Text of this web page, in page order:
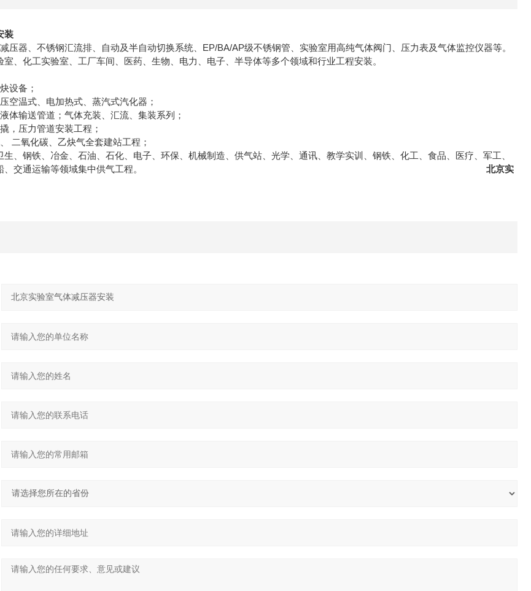
装
压器、不锈钢汇流排、自动及半自动切换系统、EP/BA/AP级不锈钢管、实验室用高纯气体阀门、压力表及气体监控仪器等。
、化工实验室、工厂车间、医药、生物、电力、电子、半导体等多个领域和行业工程安装。
设备；
空温式、电加热式、蒸汽式汽化器；
体输送管道；气体充装、汇流、集装系列；
，压力管道安装工程；
二氧化碳、乙炔气全套建站工程；
生、钢铁、冶金、石油、石化、电子、环保、机械制造、供气站、光学、通讯、教学实训、钢铁、化工、食品、医疗、军工、
、玻璃、造船、交通运输等领域集中供气工程。
北京实